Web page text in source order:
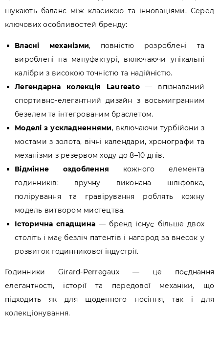
шукають баланс між класикою та інноваціями. Серед
ключових особливостей бренду:
Власні механізми, повністю розроблені та
вироблені на мануфактурі, включаючи унікальні
калібри з високою точністю та надійністю.
Легендарна колекція Laureato— впізнаваний
спортивно-елегантний дизайн з восьмигранним
безелем та інтегрованим браслетом.
Моделі з ускладненнями, включаючи турбійони з
мостами з золота, вічні календари, хронографи та
механізми з резервом ходу до 8–10 днів.
Відмінне оздоблення кожного елемента
годинників: вручну виконана шліфовка,
полірування та гравірування роблять кожну
модель витвором мистецтва.
Історична спадщина — бренд існує більше двох
століть і має безліч патентів і нагород за внесок у
розвиток годинникової індустрії.
Годинники Girard-Perregaux — це поєднання
елегантності, історії та передової механіки, що
підходить як для щоденного носіння, так і для
колекціонування.